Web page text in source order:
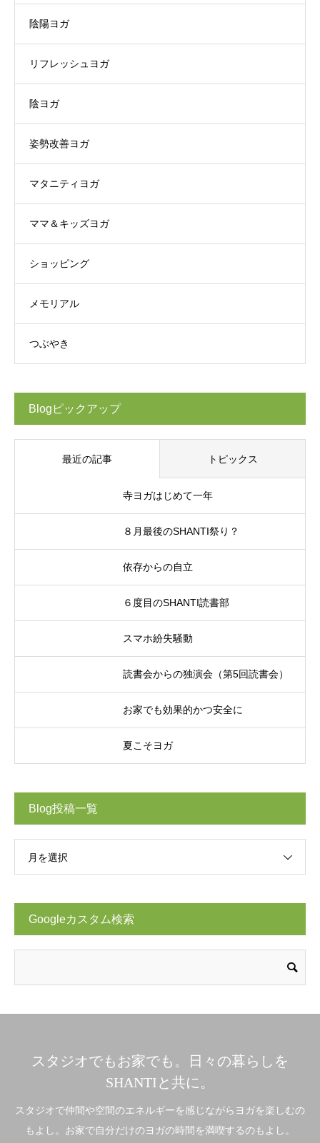
陰陽ヨガ
リフレッシュヨガ
陰ヨガ
姿勢改善ヨガ
マタニティヨガ
ママ＆キッズヨガ
ショッピング
メモリアル
つぶやき
Blogピックアップ
最近の記事 トピックス
寺ヨガはじめて一年
８月最後のSHANTI祭り？
依存からの自立
６度目のSHANTI読書部
スマホ紛失騒動
読書会からの独演会（第5回読書会）
お家でも効果的かつ安全に
夏こそヨガ
Blog投稿一覧
月を選択
Googleカスタム検索
スタジオでもお家でも。日々の暮らしを
SHANTIと共に。
スタジオで仲間や空間のエネルギーを感じながらヨガを楽しむの
もよし。お家で自分だけのヨガの時間を満喫するのもよし。